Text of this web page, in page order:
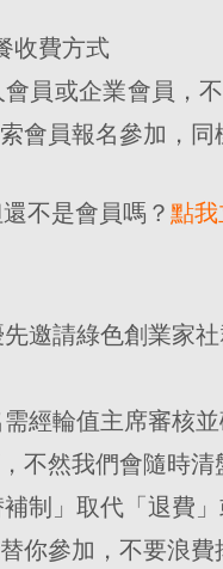
收費方式
員或企業會員，
會員報名參加，
不是會員嗎？點
邀請綠色創業家
經輪值主席審核
不然我們會隨時
制」取代「退費
你參加，不要浪費